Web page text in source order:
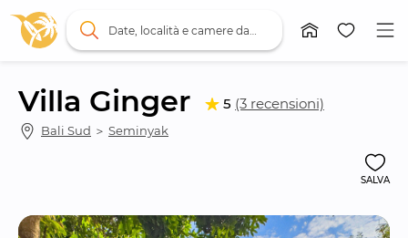
Villa Ginger 5 (3 recensioni)
Bali Sud ＞ Seminyak
SALVA